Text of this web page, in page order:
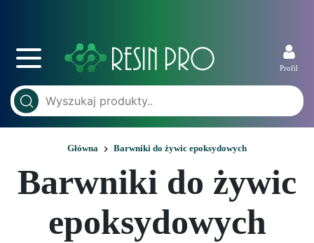
Profil
Główna Barwniki do żywic epoksydowych
Barwniki do żywic
epoksydowych